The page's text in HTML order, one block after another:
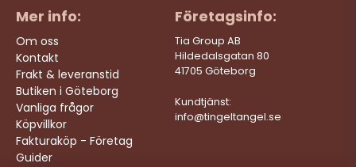
Mer info:
Om oss
Kontakt
Frakt & leveranstid
Butiken i Göteborg
Vanliga frågor
Köpvillkor
Fakturaköp - Företag
Guider
Företagsinfo:
Tia Group AB
Hildedalsgatan 80
41705 Göteborg
Kundtjänst:
info@tingeltangel.se